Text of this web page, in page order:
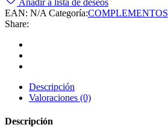
Añadir a lista de deseos
EAN: N/A Categoría:COMPLEMENTOS
Share:
Descripción
Valoraciones (0)
Descripción